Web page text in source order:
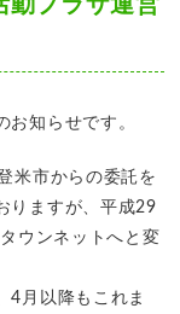
動プラザ運営
お知らせです。
米市からの委託を
りますが、平成29
ウンネットへと変
4月以降もこれま